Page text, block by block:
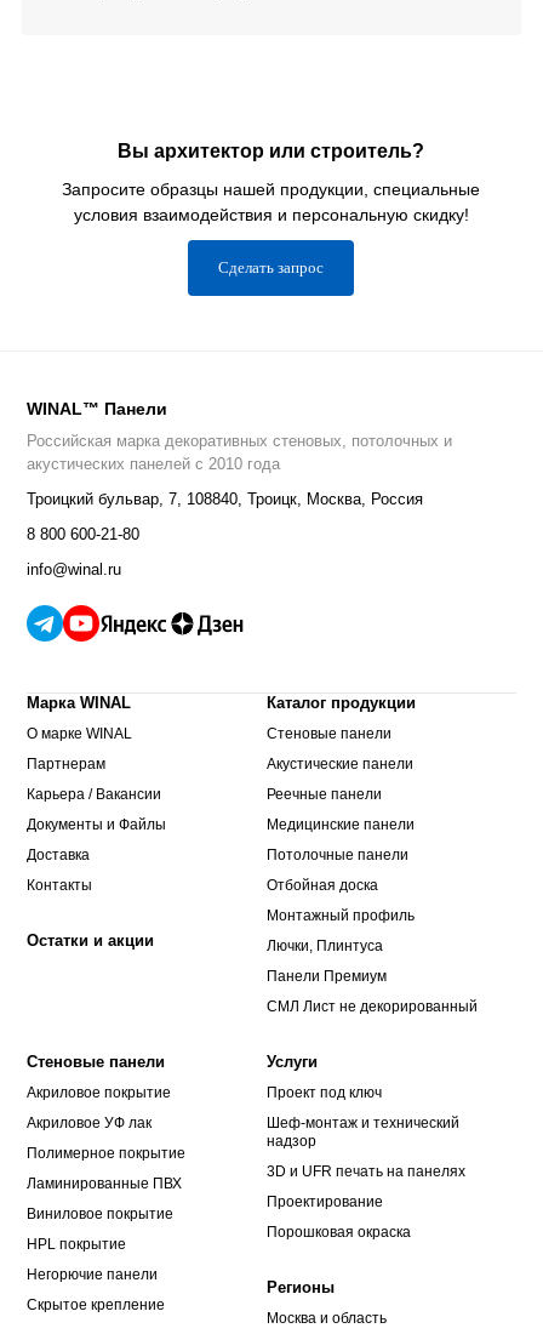
Вы архитектор или строитель?
Запросите образцы нашей продукции, специальные
условия взаимодействия и персональную скидку!
Сделать запрос
WINAL™ Панели
Российская марка декоративных стеновых, потолочных и
акустических панелей с 2010 года
Троицкий бульвар, 7, 108840,Троицк, Москва, Россия
8 800 600-21-80
info@winal.ru
Марка WINAL
О марке WINAL
Партнерам
Карьера / Вакансии
Документы и Файлы
Доставка
Контакты
Остатки и акции
Каталог продукции
Стеновые панели
Акустические панели
Реечные панели
Медицинские панели
Потолочные панели
Отбойная доска
Монтажный профиль
Лючки, Плинтуса
Панели Премиум
СМЛ Лист не декорированный
Стеновые панели
Акриловое покрытие
Акриловое УФ лак
Полимерное покрытие
Ламинированные ПВХ
Виниловое покрытие
HPL покрытие
Негорючие панели
Скрытое крепление
Услуги
Проект под ключ
Шеф-монтаж и технический
надзор
3D и UFR печать на панелях
Проектирование
Порошковая окраска
Регионы
Москва и область